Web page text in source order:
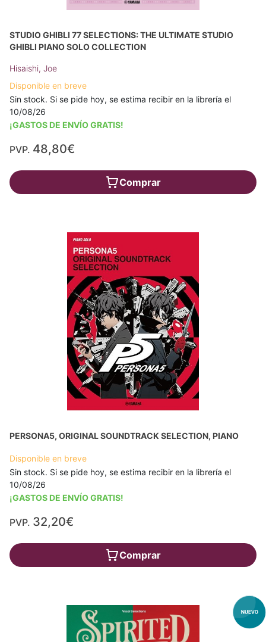
STUDIO GHIBLI 77 SELECTIONS: THE ULTIMATE STUDIO
GHIBLI PIANO SOLO COLLECTION
Hisaishi, Joe
Disponible en breve
Sin stock. Si se pide hoy, se estima recibir en la librería el
10/08/26
¡GASTOS DE ENVÍO GRATIS!
PVP. 48,80€
Comprar
PERSONA5, ORIGINAL SOUNDTRACK SELECTION, PIANO
Disponible en breve
Sin stock. Si se pide hoy, se estima recibir en la librería el
10/08/26
¡GASTOS DE ENVÍO GRATIS!
PVP. 32,20€
Comprar